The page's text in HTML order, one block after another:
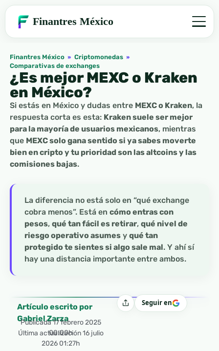
Finantres México
Finantres México » Criptomonedas »
Comparativas de exchanges
¿Es mejor MEXC o Kraken
en México?
Si estás en México y dudas entre MEXC o Kraken, la
respuesta corta es esta: Kraken suele ser mejor
para la mayoría de usuarios mexicanos, mientras
que MEXC solo gana sentido si ya sabes moverte
bien en cripto y tu prioridad son las altcoins y las
comisiones bajas.
La diferencia no está solo en “qué exchange
cobra menos”. Está en cómo entras con
pesos, qué tan fácil es retirar, qué nivel de
riesgo operativo asumes y qué tan
protegido te sientes si algo sale mal. Y ahí sí
hay una distancia importante entre ambos.
Artículo escrito por
Gabriel Zarza
Publicada17 febrero 2025
00:00h
Última actualización 16 julio
2026 01:27h
CompartirSeguir en